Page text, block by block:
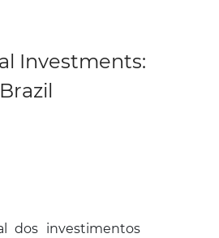
Investments:
dos investimentos